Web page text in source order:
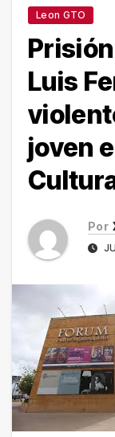
Leon GTO
Luis
joven
Por